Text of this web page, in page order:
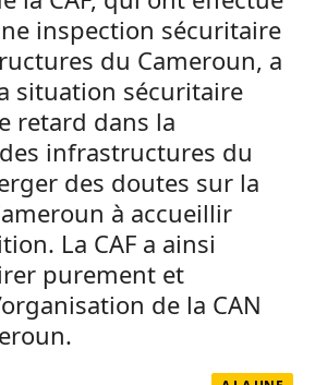
inspection sécuritaire
du Cameroun, a
situation sécuritaire
retard dans la
infrastructures du
des doutes sur la
à accueillir
La CAF a ainsi
purement et
de la CAN